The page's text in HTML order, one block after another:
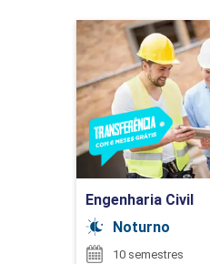
ENGENHARIA DA
WILTON REZENDE
Engenharia Civil
Noturno
10 semestres
Ir para